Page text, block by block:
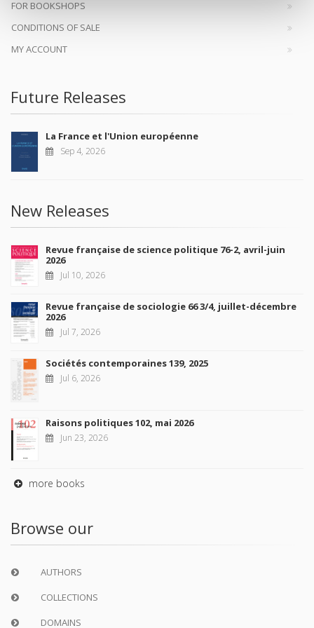
FOR BOOKSHOPS
CONDITIONS OF SALE
MY ACCOUNT
Future Releases
La France et l'Union européenne
Sep 4, 2026
New Releases
Revue française de science politique 76-2, avril-juin
2026
Jul 10, 2026
Revue française de sociologie 66 3/4, juillet-décembre
2026
Jul 7, 2026
Sociétés contemporaines 139, 2025
Jul 6, 2026
Raisons politiques 102, mai 2026
Jun 23, 2026
more books
Browse our
AUTHORS
COLLECTIONS
DOMAINS